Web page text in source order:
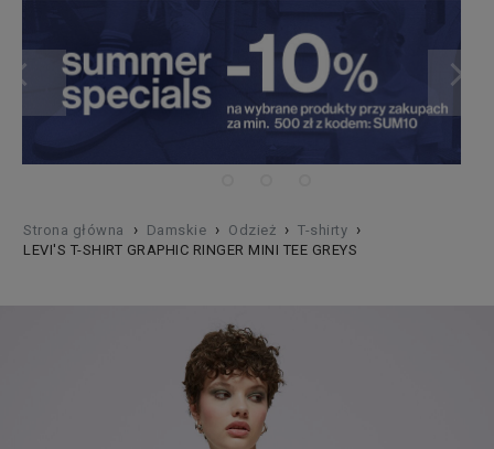
Strona główna › Damskie › Odzież › T-shirty ›
LEVI'S T-SHIRT GRAPHIC RINGER MINI TEE GREYS